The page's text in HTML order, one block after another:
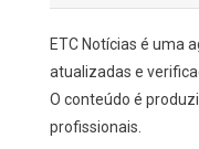
ETC Notícias é uma
atualizadas e
O conteúdo é
profissionais.